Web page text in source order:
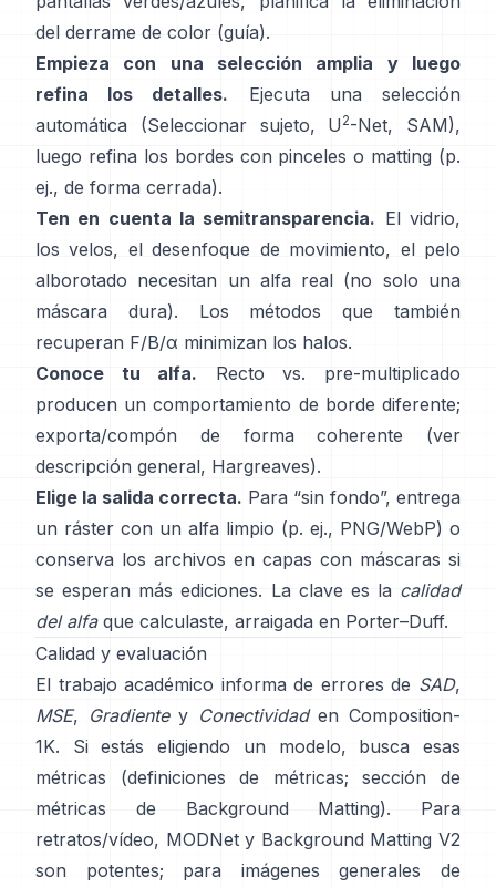
del derrame de color (guía).
Empieza con una selección amplia y luego
refina los detalles. Ejecuta una selección
automática (Seleccionar sujeto,
U2-Net, SAM),
luego refina los bordes con pinceles o matting (p.
ej., de forma cerrada).
Ten en cuenta la semitransparencia. El vidrio,
los velos, el desenfoque de movimiento, el pelo
alborotado necesitan un alfa real (no solo una
máscara dura). Los métodos que también
recuperan F/B/α minimizan los halos.
Conoce tu alfa.
Recto vs. pre-multiplicado
producen un comportamiento de borde diferente;
exporta/compón de forma coherente (ver
descripción general, Hargreaves).
Elige la salida correcta. Para “sin fondo”, entrega
un ráster con un alfa limpio (p. ej., PNG/WebP) o
conserva los archivos en capas con máscaras si
se esperan más ediciones. La clave es la calidad
del alfaque calculaste, arraigada en Porter–Duff.
Calidad y evaluación
El trabajo académico informa de errores de SAD,
MSE, Gradientey Conectividaden Composition-
1K. Si estás eligiendo un modelo, busca esas
métricas
(definiciones de métricas;
sección de
métricas de Background Matting). Para
retratos/vídeo, MODNety Background Matting V2
son potentes; para imágenes generales de